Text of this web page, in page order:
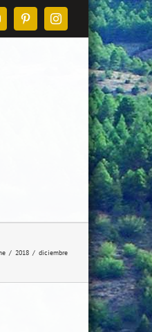
YouTubePinterestInstagram
/ 2018 / diciembre